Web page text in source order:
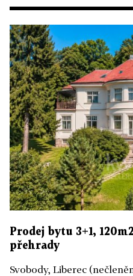
Prodej bytu 3+1,
přehrady
Svobody, Liberec